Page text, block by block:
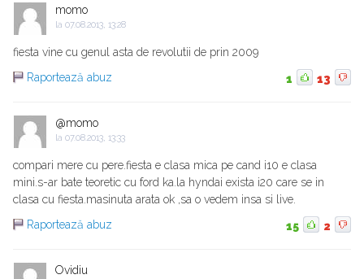
momo
la 07.08.2013, 13:28
fiesta vine cu genul asta de revolutii de prin 2009
Raportează abuz
1 13
@momo
la 07.08.2013, 13:33
compari mere cu pere.fiesta e clasa mica pe cand i10 e clasa
mini.s-ar bate teoretic cu ford ka.la hyndai exista i20 care se in
clasa cu fiesta.masinuta arata ok ,sa o vedem insa si live.
Raportează abuz
15 2
Ovidiu